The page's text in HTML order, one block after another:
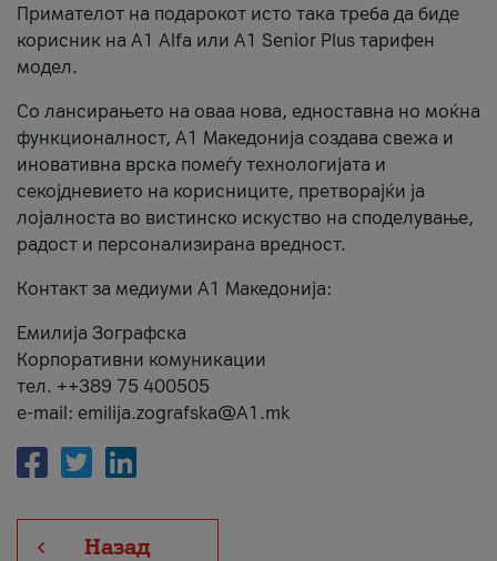
Примателот на подарокот исто така треба да биде
корисник на А1 Alfa или A1 Senior Plus тарифен
модел.
Со лансирањето на оваа нова, едноставна но моќна
функционалност, А1 Македонија создава свежа и
иновативна врска помеѓу технологијата и
секојдневието на корисниците, претворајќи ја
лојалноста во вистинско искуство на споделување,
радост и персонализирана вредност.
Контакт за медиуми А1 Македонија:
Емилија Зографска
Корпоративни комуникации
тел. ++389 75 400505
e-mail: emilija.zografska@A1.mk
Назад